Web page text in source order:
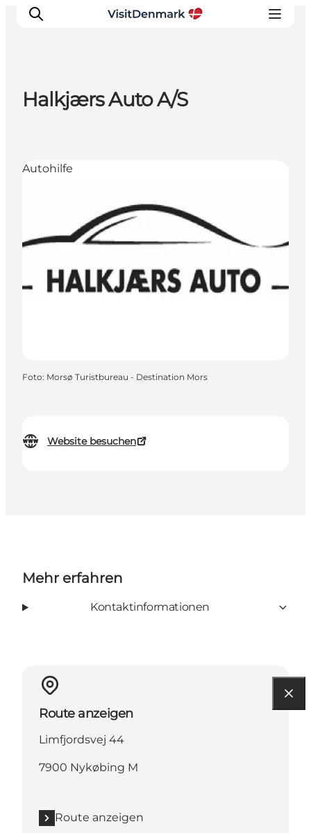
Unterkünfte
Halkjærs Auto A/S
Website besuchen
Autohilfe
Foto: Morsø Turistbureau - Destination Mors
Mehr erfahren
Kontaktinformationen
Route anzeigen
Limfjordsvej 44
7900 Nykøbing M
Route anzeigen